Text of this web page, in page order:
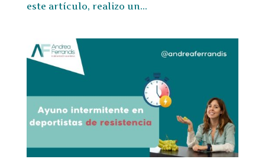
este artículo, realizo un...